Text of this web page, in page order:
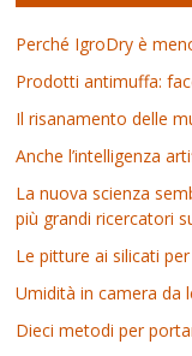
Perché IgroDry è
Prodotti antimuffa:
Il risanamento delle
Anche l’intelligenza
La nuova scienza
più grandi ricercatori
Le pitture ai silicati per
Umidità in camera da
Dieci metodi per